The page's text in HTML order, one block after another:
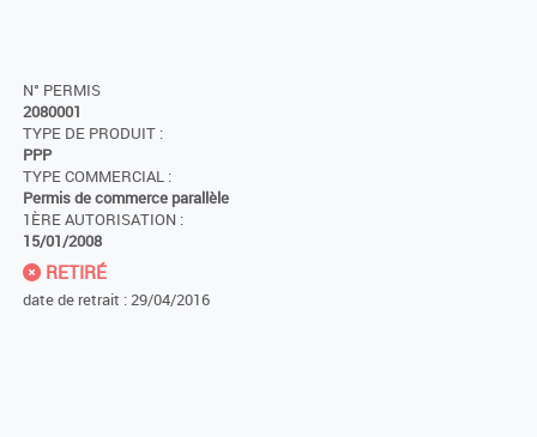
N° PERMIS
2080001
TYPE DE PRODUIT :
PPP
TYPE COMMERCIAL :
Permis de commerce parallèle
1ÈRE AUTORISATION :
15/01/2008
RETIRÉ
date de retrait : 29/04/2016